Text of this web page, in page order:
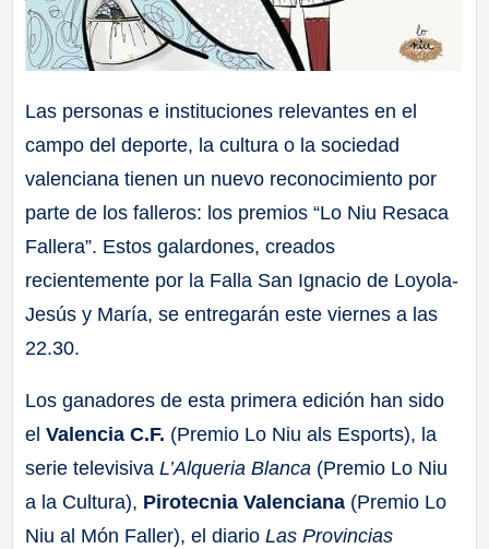
Las personas e instituciones relevantes en el
campo del deporte, la cultura o la sociedad
valenciana tienen un nuevo reconocimiento por
parte de los falleros: los premios “Lo Niu Resaca
Fallera”. Estos galardones, creados
recientemente por la Falla San Ignacio de Loyola-
Jesús y María, se entregarán este viernes a las
22.30.
Los ganadores de esta primera edición han sido
elValencia C.F. (Premio Lo Niu als Esports), la
serie televisiva L’Alqueria Blanca (Premio Lo Niu
a la Cultura), Pirotecnia Valenciana (Premio Lo
Niu al Món Faller), el diarioLas Provincias